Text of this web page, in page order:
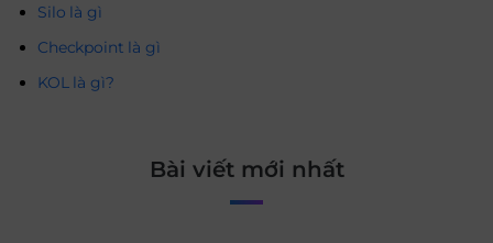
Silo là gì
Checkpoint là gì
KOL là gì?
Bài viết mới nhất